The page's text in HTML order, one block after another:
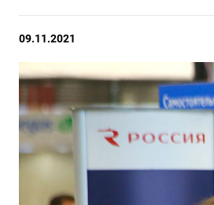
09.11.2021